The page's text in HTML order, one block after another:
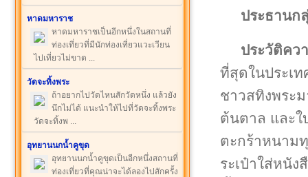
หาดมหาราช
หาดมหาราชเป็นอีกหนึ่งในสถานที่
ท่องเที่ยวที่มีนักท่องเที่ยวแวะเวียน
ไปเที่ยวไม่ขาด ...
วัดจะทิ้งพระ
ถ้าอยากไปวัดไหนสักวัดหนึ่ง แล้วยัง
นึกไม่ได้ แนะนำให้ไปที่วัดจะทิ้งพระ
วัดจะทิ้งพ ...
อุทยานนกน้ำคูขุด
อุทยานนกน้ำคูขุดเป็นอีกหนึ่งสถานที่
ท่องเที่ยวที่คุณน่าจะได้ลองไปสักครั้ง
ประธานก
ประวัติคว
ที่สุดในประเ
ชาวสทิงพระ
ต้นตาล และใ
ตะกร้าหนาม
ระเป๋าใส่หนั